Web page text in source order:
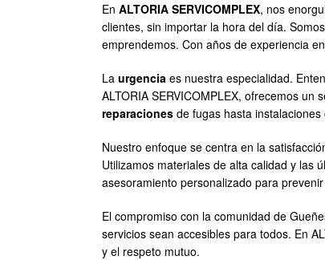
En ALTORIA SERVICOMPLEX, nos
clientes, sin importar la hora del día.
emprendemos. Con años de experiencia
La urgencia es nuestra especialidad.
ALTORIA SERVICOMPLEX, ofrecemos
reparaciones de fugas hasta
Nuestro enfoque se centra en la
Utilizamos materiales de alta calidad y las
asesoramiento personalizado para
El compromiso con la comunidad de
servicios sean accesibles para todos. En
y el respeto mutuo.